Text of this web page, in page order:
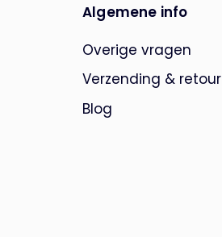
Algemene info
Overige vragen
Verzending & retour
Blog